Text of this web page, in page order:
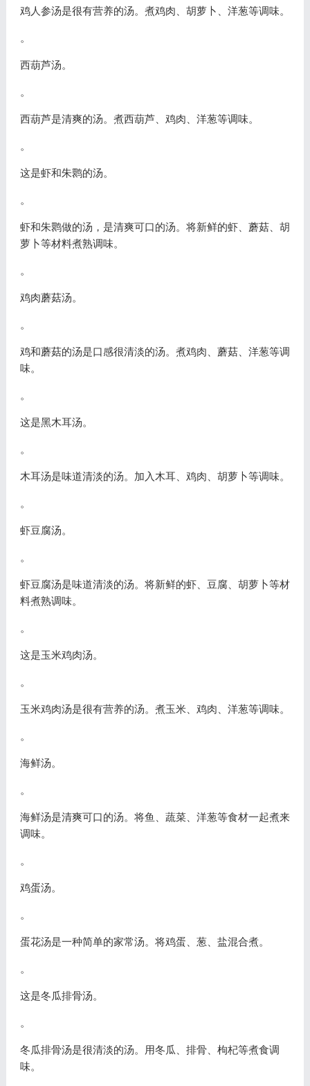
鸡人参汤是很有营养的汤。煮鸡肉、胡萝卜、洋葱等调味。
。
西葫芦汤。
。
西葫芦是清爽的汤。煮西葫芦、鸡肉、洋葱等调味。
。
这是虾和朱鹮的汤。
。
虾和朱鹮做的汤，是清爽可口的汤。将新鲜的虾、蘑菇、胡
萝卜等材料煮熟调味。
。
鸡肉蘑菇汤。
。
鸡和蘑菇的汤是口感很清淡的汤。煮鸡肉、蘑菇、洋葱等调
味。
。
这是黑木耳汤。
。
木耳汤是味道清淡的汤。加入木耳、鸡肉、胡萝卜等调味。
。
虾豆腐汤。
。
虾豆腐汤是味道清淡的汤。将新鲜的虾、豆腐、胡萝卜等材
料煮熟调味。
。
这是玉米鸡肉汤。
。
玉米鸡肉汤是很有营养的汤。煮玉米、鸡肉、洋葱等调味。
。
海鲜汤。
。
海鲜汤是清爽可口的汤。将鱼、蔬菜、洋葱等食材一起煮来
调味。
。
鸡蛋汤。
。
蛋花汤是一种简单的家常汤。将鸡蛋、葱、盐混合煮。
。
这是冬瓜排骨汤。
。
冬瓜排骨汤是很清淡的汤。用冬瓜、排骨、枸杞等煮食调
味。